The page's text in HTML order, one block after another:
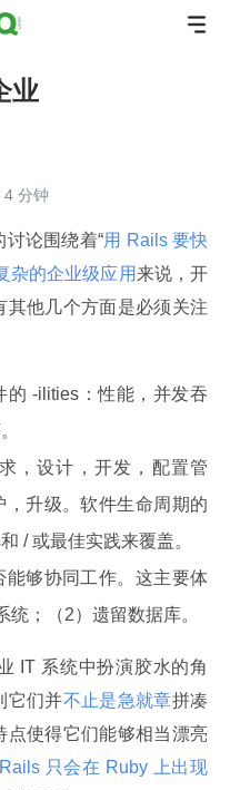
业
4 分钟
论围绕着“用 Rails 要快
杂的企业级应用来说，开
其他几个方面是必须关注
的 -ilities：性能，并发吞
，设计，开发，配置管
升级。软件生命周期的
/ 或最佳实践来覆盖。
够协同工作。这主要体
；（2）遗留数据库。
IT 系统中扮演胶水的角
它们并不止是急就章拼凑
点使得它们能够相当漂亮
只会在 Ruby 上出现